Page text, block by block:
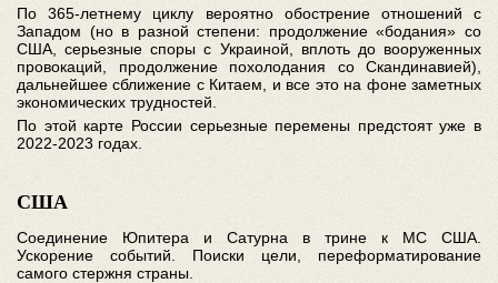
По 365-летнему циклу вероятно обострение отношений с
Западом (но в разной степени: продолжение «бодания» со
США, серьезные споры с Украиной, вплоть до вооруженных
провокаций, продолжение похолодания со Скандинавией),
дальнейшее сближение с Китаем, и все это на фоне заметных
экономических трудностей.
По этой карте России серьезные перемены предстоят уже в
2022-2023 годах.
США
Соединение Юпитера и Сатурна в трине к МС США.
Ускорение событий. Поиски цели, переформатирование
самого стержня страны.